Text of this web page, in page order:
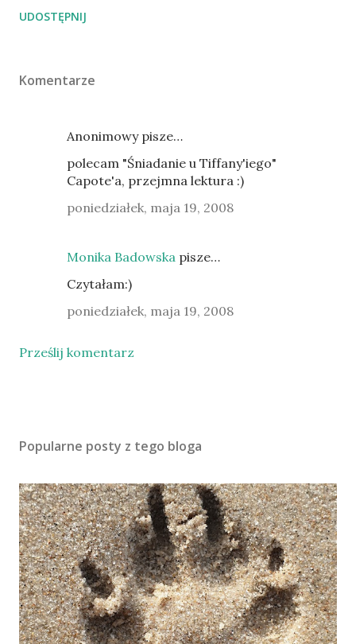
UDOSTĘPNIJ
Komentarze
Anonimowy pisze…
polecam "Śniadanie u Tiffany'iego"
Capote'a, przejmna lektura :)
poniedziałek, maja 19, 2008
Monika Badowska pisze…
Czytałam:)
poniedziałek, maja 19, 2008
Prześlij komentarz
Popularne posty z tego bloga